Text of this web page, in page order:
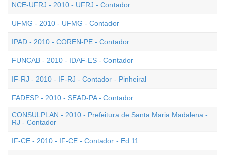
NCE-UFRJ - 2010 - UFRJ - Contador
UFMG - 2010 - UFMG - Contador
IPAD - 2010 - COREN-PE - Contador
FUNCAB - 2010 - IDAF-ES - Contador
IF-RJ - 2010 - IF-RJ - Contador - Pinheiral
FADESP - 2010 - SEAD-PA - Contador
CONSULPLAN - 2010 - Prefeitura de Santa Maria Madalena -
RJ - Contador
IF-CE - 2010 - IF-CE - Contador - Ed 11